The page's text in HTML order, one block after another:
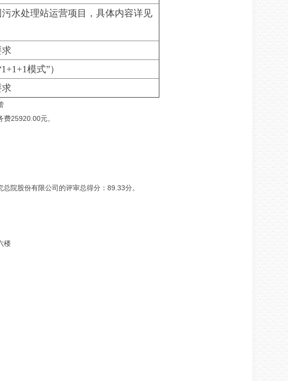
水处理站运营项目，具体内容详见
1+1+1模式”）
费25920.00元。
总院股份有限公司的评审总得分：89.33分。
楼